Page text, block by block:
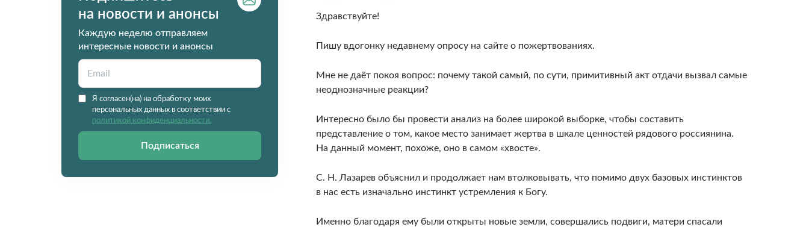
Здравствуйте!
Пишу вдогонку недавнему опросу на сайте о пожертвованиях.
Мне не даёт покоя вопрос: почему такой самый, по сути, примитивный акт отдачи вызвал самые
неоднозначные реакции?
Интересно было бы провести анализ на более широкой выборке, чтобы составить
представление о том, какое место занимает жертва в шкале ценностей рядового россиянина.
На данный момент, похоже, оно в самом «хвосте».
С. Н. Лазарев объяснил и продолжает нам втолковывать, что помимо двух базовых инстинктов
в нас есть изначально инстинкт устремления к Богу.
Именно благодаря ему были открыты новые земли, совершались подвиги, матери спасали
на новости и анонсы
Каждую неделю отправляем
интересные новости и анонсы
Я согласен(на) на обработку моих
персональных данных в соответствии с
политикой конфиденциальности.
Подписаться